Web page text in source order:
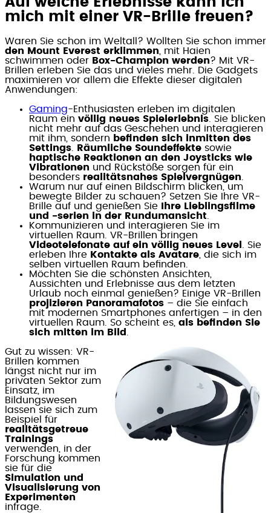
mich mit einer VR-Brille freuen?
Waren Sie schon im Weltall? Wollten Sie schon immer
den Mount Everest erklimmen , mit Haien
schwimmen oder Box-Champion werden? Mit VR-
Brillen erleben Sie das und vieles mehr. Die Gadgets
maximieren vor allem die Effekte dieser digitalen
Anwendungen:
Gaming-Enthusiasten erleben im digitalen
Raum ein völlig neues Spielerlebnis . Sie blicken
nicht mehr auf das Geschehen und interagieren
mit ihm, sondern
befinden sich inmitten des
Settings
Räumliche Soundeffekte sowie
haptische Reaktionen an den Joysticks wie
Vibrationen und Rückstöße sorgen für ein
besonders realitätsnahes Spielvergnügen
Warum nur auf einen Bildschirm blicken, um
bewegte Bilder zu schauen? Setzen Sie Ihre VR-
Brille auf und genießen Sie
Ihre Lieblingsfilme
und -serien in der Rundumansicht
Kommunizieren und interagieren Sie im
virtuellen Raum. VR-Brillen bringen
Videotelefonate auf ein völlig neues Level
. Sie
erleben Ihre Kontakte als Avatare , die sich im
selben virtuellen Raum befinden.
Möchten Sie die schönsten Ansichten,
Aussichten und Erlebnisse aus dem letzten
Urlaub noch einmal genießen? Einige VR-Brillen
projizieren Panoramafotos – die Sie einfach
mit modernen Smartphones anfertigen – in den
virtuellen Raum. So scheint es, als befinden Sie
sich mitten im Bild
Gut zu wissen: VR-
Brillen kommen
längst nicht nur im
privaten Sektor zum
Einsatz, im
Bildungswesen
lassen sie sich zum
Beispiel für
realitätsgetreue
Trainings
verwenden, in der
Forschung kommen
sie für die
Simulation und
Visualisierung von
Experimenten
infrage.